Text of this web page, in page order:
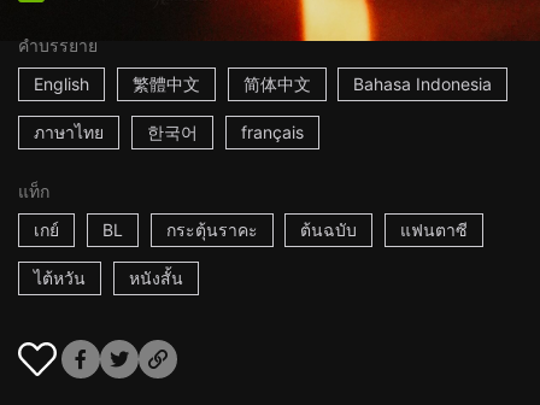
คำบรรยาย
English
繁體中文 简体中文 Bahasa Indonesia
ภาษาไทย 한국어 français
แท็ก
เกย์
BL กระตุ้นราคะ ต้นฉบับ แฟนตาซี
ไต้หวัน หนังสั้น